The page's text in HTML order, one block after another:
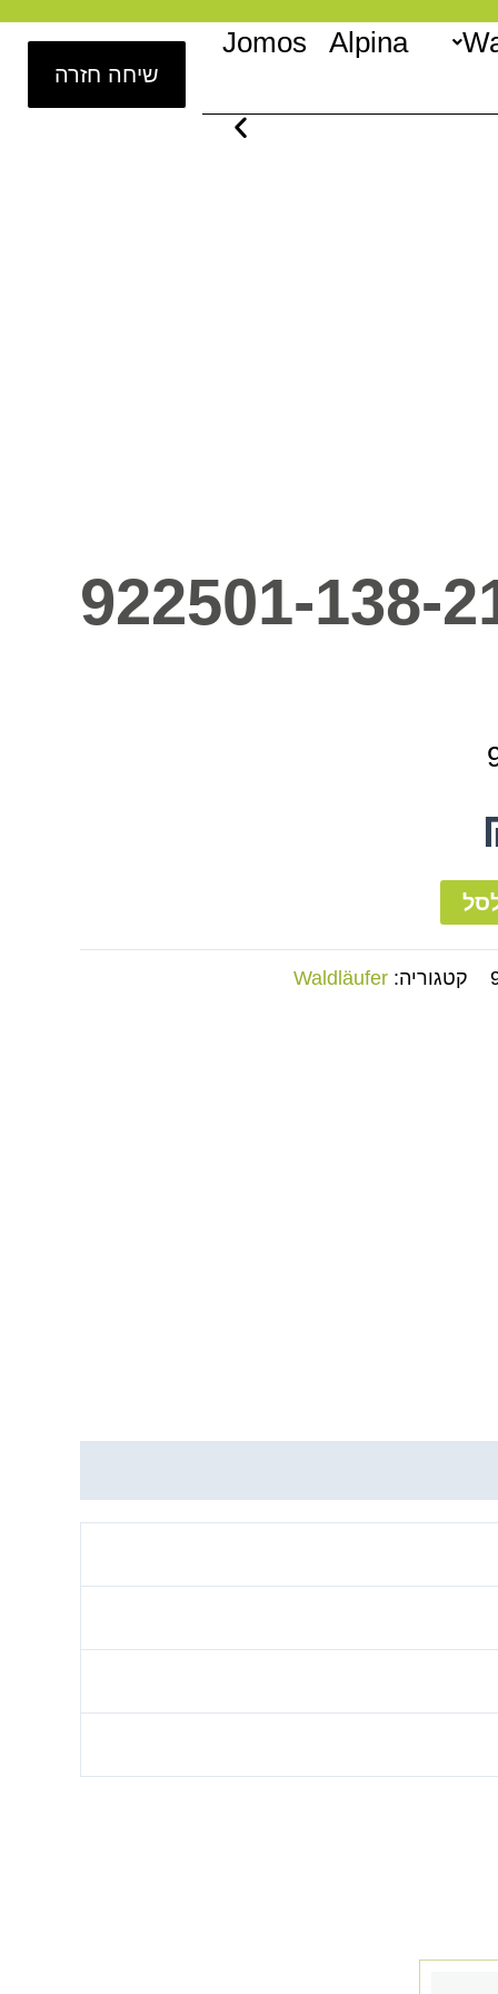
Alpina
Jomos
שיחה חזרה
922501-138-
קטגוריה: Waldläufer